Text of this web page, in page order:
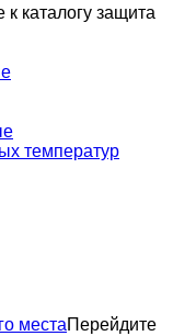
к каталогу защита
температур
местаПерейдите